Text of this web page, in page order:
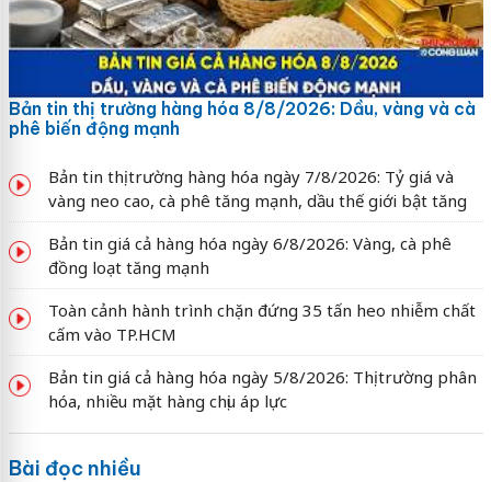
Bản tin thị trường hàng hóa 8/8/2026: Dầu, vàng và cà
phê biến động mạnh
Bản tin thị trường hàng hóa ngày 7/8/2026: Tỷ giá và
vàng neo cao, cà phê tăng mạnh, dầu thế giới bật tăng
Bản tin giá cả hàng hóa ngày 6/8/2026: Vàng, cà phê
đồng loạt tăng mạnh
Toàn cảnh hành trình chặn đứng 35 tấn heo nhiễm chất
cấm vào TP.HCM
Bản tin giá cả hàng hóa ngày 5/8/2026: Thị trường phân
hóa, nhiều mặt hàng chịu áp lực
Bài đọc nhiều